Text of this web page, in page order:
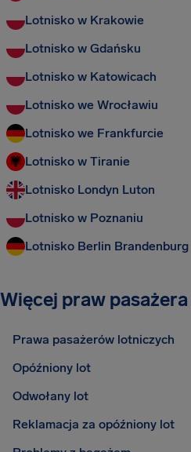
Lotnisko w Krakowie
Lotnisko w Gdańsku
Lotnisko w Katowicach
Lotnisko we Wrocławiu
Lotnisko we Frankfurcie
Lotnisko w Tiranie
Lotnisko Londyn Luton
Lotnisko w Poznaniu
Lotnisko Berlin Brandenburg
Więcej praw
Prawa pasażerów lotniczych
Opóźniony lot
Odwołany lot
Reklamacja za opóźniony lot